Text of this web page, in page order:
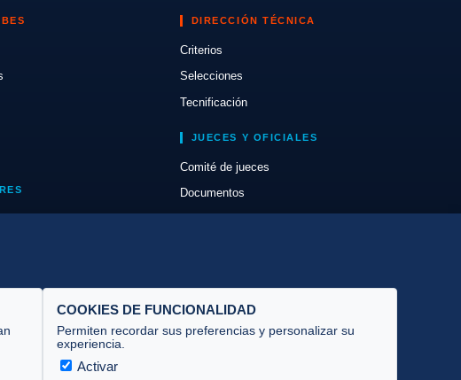
DIRECCIÓN TÉCNICA
Criterios
Selecciones
Tecnificación
JUECES Y OFICIALES
Comité de jueces
Documentos
COOKIES DE FUNCIONALIDAD
Permiten recordar sus preferencias y personalizar su
experiencia.
Activar